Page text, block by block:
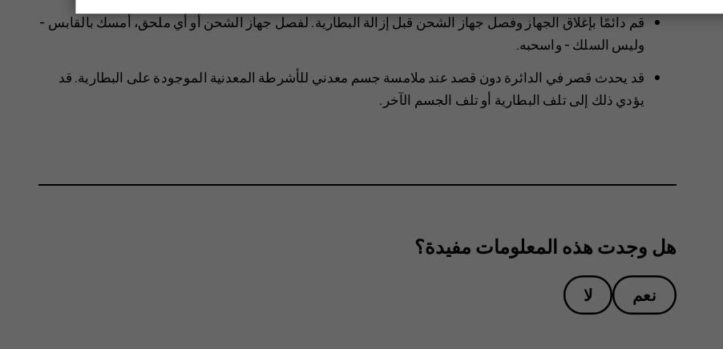
قم دائمًا بإغلاق الجهاز وفصل جهاز الشحن قبل إزالة البطارية. لفصل جهاز الشحن أو أي ملحق، أمسك بالقابس -
وليس السلك - واسحبه.
قد يحدث قصر في الدائرة دون قصد عند ملامسة جسم معدني للأشرطة المعدنية الموجودة على البطارية. قد
يؤدي ذلك إلى تلف البطارية أو تلف الجسم الآخر.
هل وجدت هذه المعلومات مفيدة؟
نعم لا